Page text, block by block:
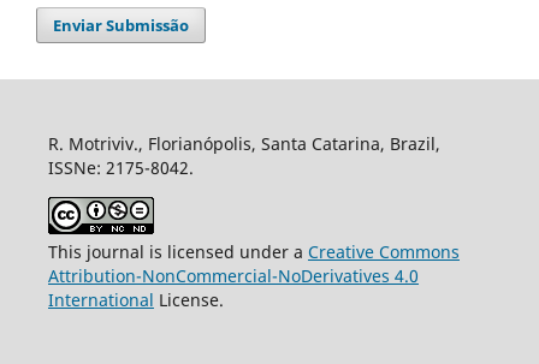
Enviar Submissão
R. Motriviv., Florianópolis, Santa Catarina, Brazil,
ISSNe: 2175-8042.
This journal is licensed under a Creative Commons
Attribution-NonCommercial-NoDerivatives 4.0
International License.